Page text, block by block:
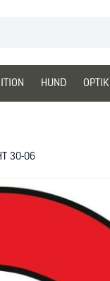
HUND OPTIK
30-06